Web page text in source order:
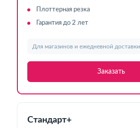
Плоттерная резка
Гарантия до 2 лет
Для магазинов и ежедневной доставки
Заказать
Стандарт+